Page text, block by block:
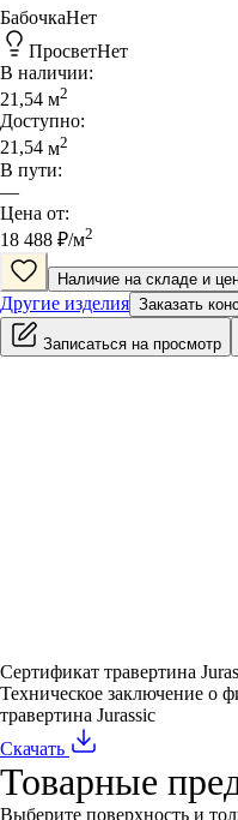
БабочкаНет
ПросветНет
В наличии:
21,54 м2
Доступно:
21,54 м2
В пути:
—
Цена от:
18 488 ₽/м2
Наличие на складе и
Другие изделия Заказать
Записаться на просмотр
Сертификат травертина
Техническое заключение о
травертина Jurassic
Скачать
Товарные
Выберите поверхность и